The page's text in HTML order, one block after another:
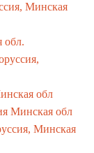
Минская
обл.
обл
Минская обл
Минская